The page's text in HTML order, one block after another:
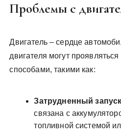
Проблемы с
Двигатель – сердце
двигателя могут
способами, такими как:
Затрудненный
связана с
топливной системой